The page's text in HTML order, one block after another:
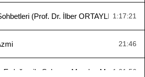
(Prof. Dr. İlber ORTAYLI, 1:17:21
21:46
Erdoğan ile Sakarya Meydan Muharebesi
1:01:56